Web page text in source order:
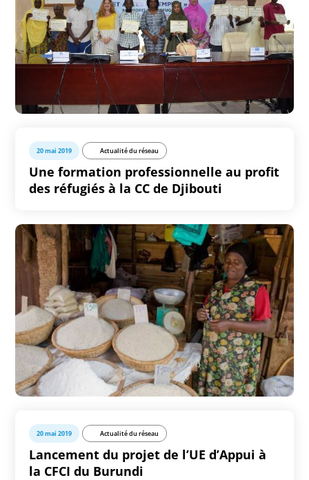
20 mai 2019 Actualité du réseau
Une formation professionnelle au profit
des réfugiés à la CC de Djibouti
20 mai 2019 Actualité du réseau
Lancement du projet de l’UE d’Appui à
la CFCI du Burundi